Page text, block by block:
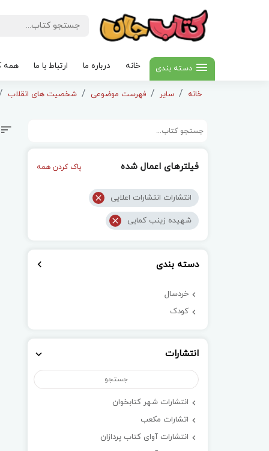
دسته بندی خانه درباره ما ارتباط با ما همه
خانه سایر فهرست موضوعی شخصیت های انقلاب
فیلترهای اعمال شده پاک کردن همه
انتشارات انتشارات اعلایی
شهیده زینب کمایی
دسته بندی
خردسال
کودک
انتشارات
انتشارات شهر کتابخوان
اتشارات مکعب
انتشارات آوای کتاب پردازان